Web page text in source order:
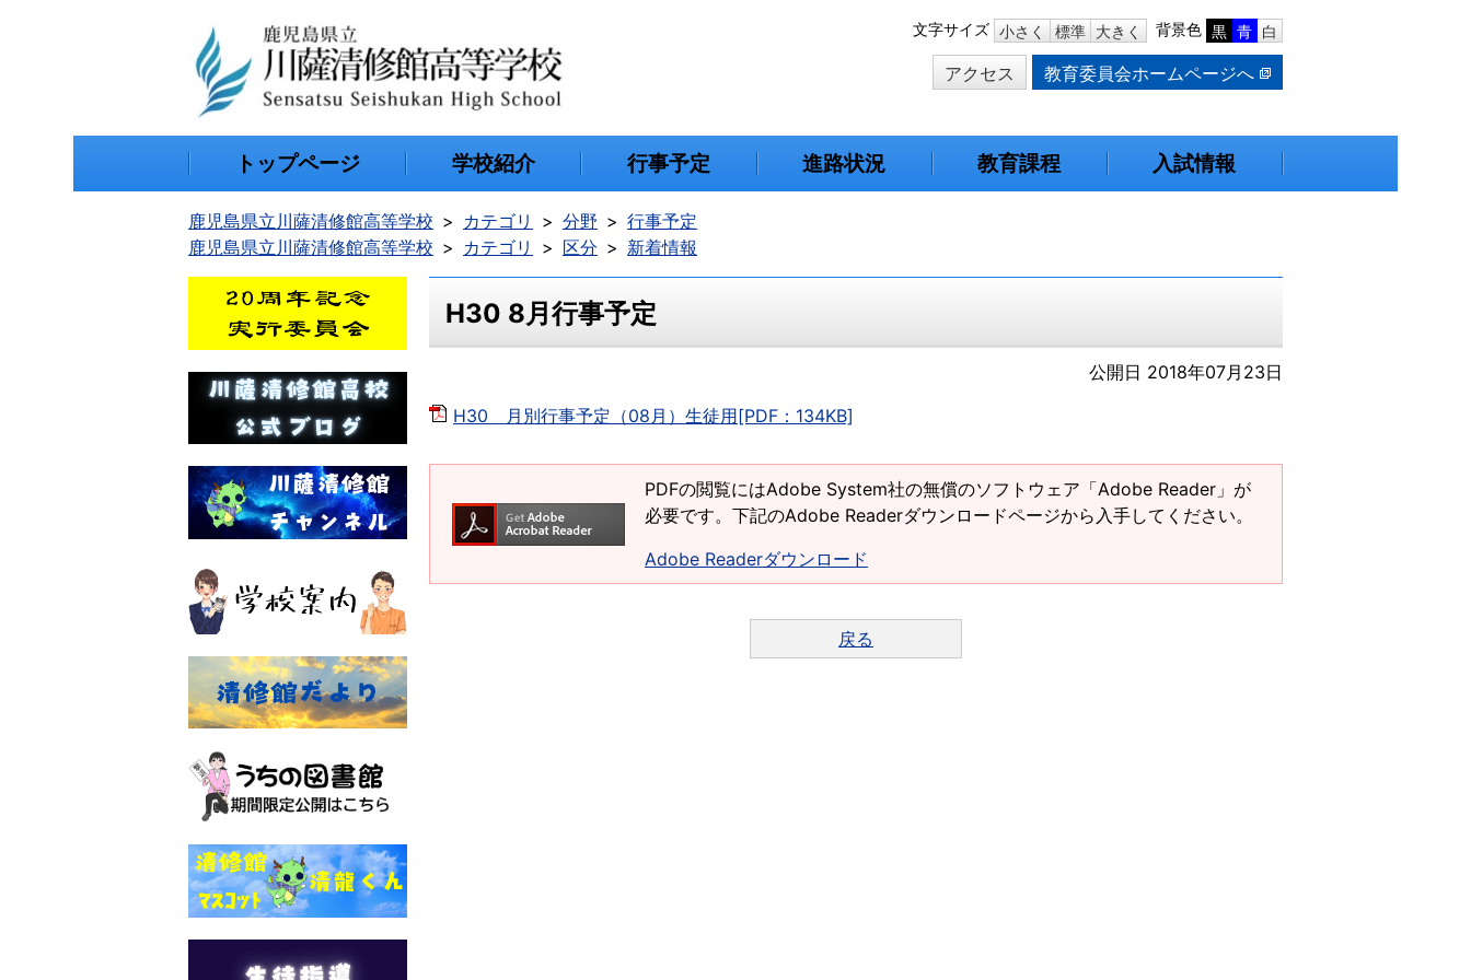
本
文字サイズ 小さく 標準 大きく 背景色 黒 青 白
アクセス 教育委員会ホームページへ
トップページ 学校紹介 行事予定 進路状況 教育課程 入試情報
鹿児島県立川薩清修館高等学校 カテゴリ 分野
行事予定
鹿児島県立川薩清修館高等学校
カテゴリ 区分 新着情報
H30 8月行事予定
公開日 2018年07月23日
H30 月別行事予定（08月）生徒用[PDF：134KB]
PDFの閲覧にはAdobe System社の無償のソフトウェア「Adobe Reader」が
必要です。下記のAdobe Readerダウンロードページから入手してください。
Adobe Readerダウンロード
戻る